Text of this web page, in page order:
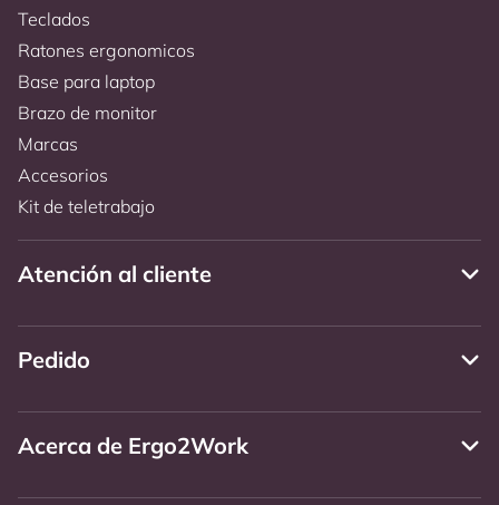
Teclados
Ratones ergonomicos
Base para laptop
Brazo de monitor
Marcas
Accesorios
Kit de teletrabajo
Atención al cliente
Pedido
Acerca de Ergo2Work